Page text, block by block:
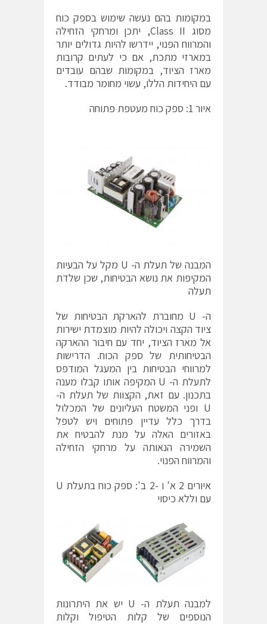
במקומות בהם נעשה שימוש בספק כוח
מסוג Class II, יתכן ומרחקי הזחילה
והמרווח הפנוי, יידרשו להיות גדולים יותר
במארזי מתכת, אם כי לעתים קרובות
מארז הציוד, במקומות שבהם עובדים
עם היחידות הללו, עשוי מחומר מבודד.
איור 1: ספק כוח מעטפת פתוחה
המבנה של תעלת ה- U מקל על הבעיות
המקיפות את נושא הבטיחות, שכן שלדת
תעלה
ה- U מחוברת להארקת הבטיחות של
ציוד הקצה ​​ויכולה להיות מוצמדת ישירות
אל מארז הציוד, יחד עם חיבור ההארקה
הבטיחותית של ספק הכוח. הדרישות
למרווחי הבטיחות בין המעגל המודפס
לתעלת ה- U המקיפה אותו קבלו מענה
בתכנון. עם זאת, הקצוות של תעלת ה-
U ופני המשטח העליונים של המכלול
בדרך כלל עדיין פתוחים ויש לטפל
באזורים האלה על מנת להבטיח את
השמירה הנאותה על מרחקי הזחילה
והמרווח הפנוי.
איורים 2 א' ו -2 ב': ספק כוח בתעלת U
עם וללא כיסוי
למבנה תעלת ה- U יש את היתרונות
הנוספים של קלות הטיפול וקלות